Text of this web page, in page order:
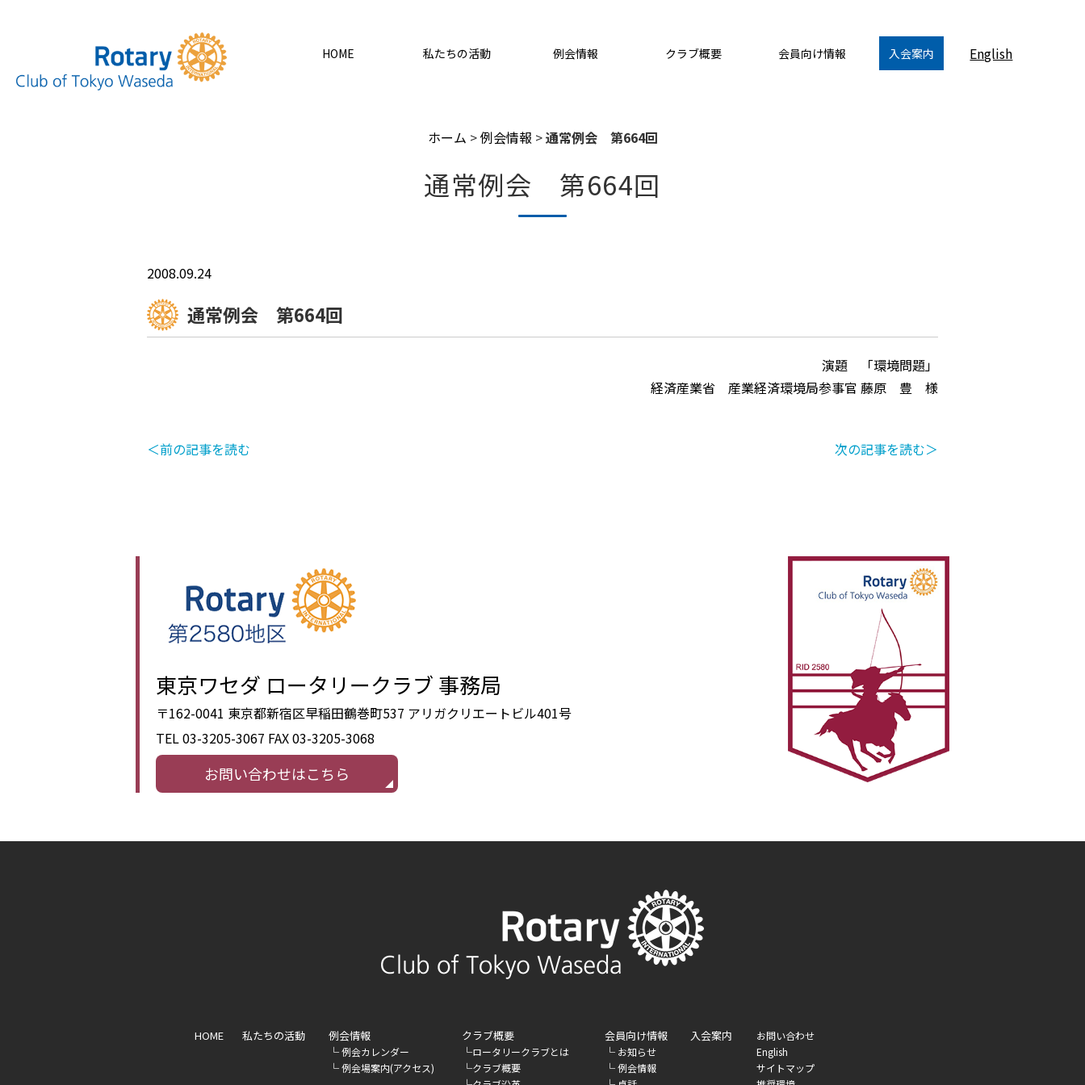
HOME 私たちの活動 例会情報 クラブ概要 会員向け情報 入会案内 English
ホーム >例会情報 >通常例会 第664回
通常例会 第664回
2008.09.24
通常例会 第664回
演題 「環境問題」
経済産業省 産業経済環境局参事官 藤原 豊 様
＜前の記事を読む 次の記事を読む＞
東京ワセダ ロータリークラブ 事務局
〒162-0041 東京都新宿区早稲田鶴巻町537 アリガクリエートビル401号
TEL 03-3205-3067 FAX 03-3205-3068
お問い合わせはこちら
HOME 私たちの活動
例会情報
└例会カレンダー
└例会場案内(アクセス)
クラブ概要
└ロータリークラブとは
└クラブ概要
会員向け情報
└ お知らせ
└例会情報
入会案内
お問い合わせ
English
サイトマップ